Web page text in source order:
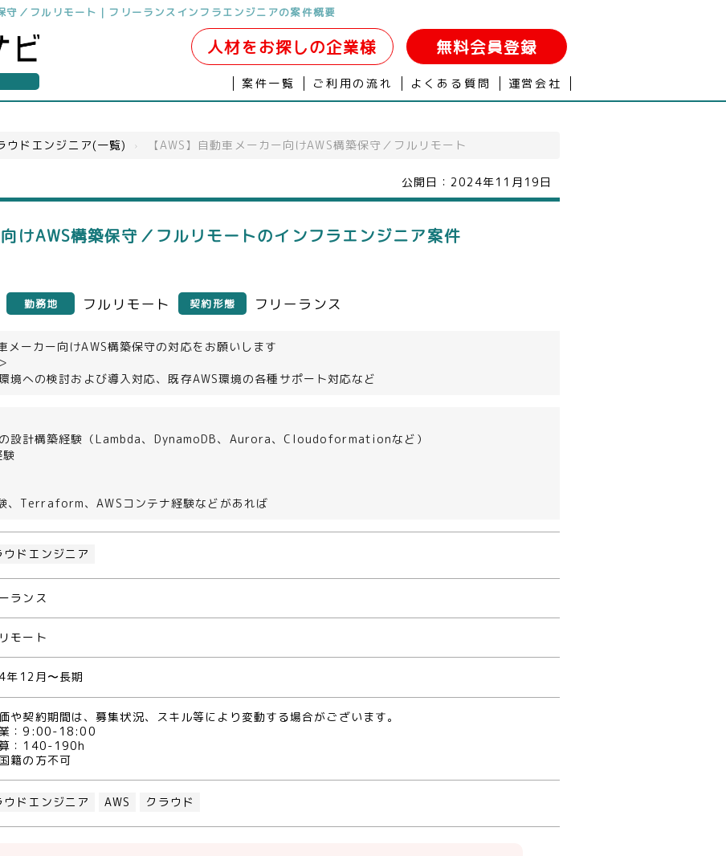
守／フルリモート｜フリーランスインフラエンジニアの案件概要
人材をお探しの企業様 無料会員登録
案件一覧 ご利用の流れ よくある質問 運営会社
ウドエンジニア(一覧) › 【AWS】自動車メーカー向けAWS構築保守／フルリモート
公開日： 2024年11月19日
向けAWS構築保守／フルリモートのインフラエンジニア案件
勤務地 フルリモート 契約形態 フリーランス
メーカー向けAWS構築保守の対応をお願いします
境への検討および導入対応、既存AWS環境の各種サポート対応など
の設計構築経験（Lambda、DynamoDB、Aurora、Cloudoformationなど）
、Terraform、AWSコンテナ経験などがあれば
ウドエンジニア
ランス
モート
年12月〜長期
価や契約期間は、募集状況、スキル等により変動する場合がございます。
業：9:00-18:00
算：140-190h
籍の方不可
ウドエンジニア AWS クラウド